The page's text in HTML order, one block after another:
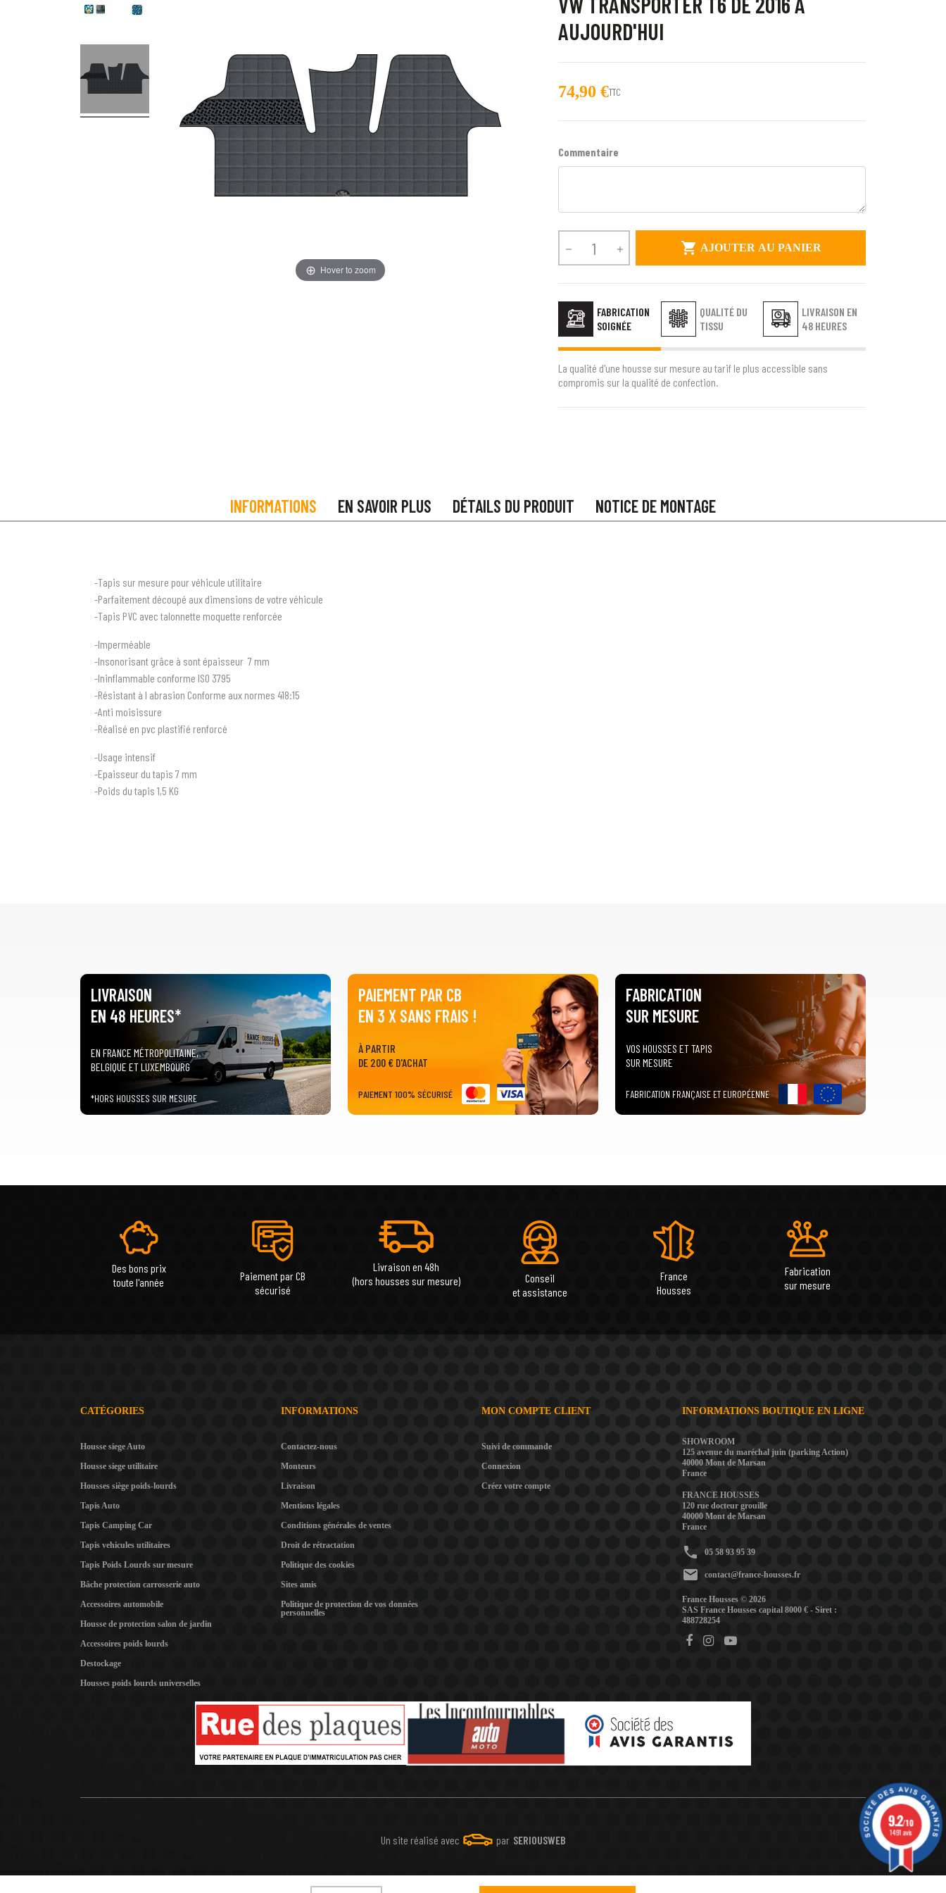
Hover to zoom
AUJOURD'HUI
74,90 €TTC
Commentaire
   AJOUTER AU PANIER
FABRICATION
SOIGNÉE
QUALITÉ DU
TISSU
LIVRAISON EN
48 HEURES
La qualité d'une housse sur mesure au tarif le plus accessible sans
compromis sur la qualité de confection.
INFORMATIONS EN SAVOIR PLUS DÉTAILS DU PRODUIT NOTICE DE MONTAGE
-Tapis sur mesure pour véhicule utilitaire
-Parfaitement découpé aux dimensions de votre véhicule
-Tapis PVC avec talonnette moquette renforcée
-Imperméable
-Insonorisant grâce à sont épaisseur 7 mm
-Ininflammable conforme ISO 3795
-Résistant à l abrasion Conforme aux normes 418:15
-Anti moisissure
-Réalisé en pvc plastifié renforcé
-Usage intensif
-Epaisseur du tapis 7 mm
-Poids du tapis 1,5 KG
LIVRAISON
EN 48 HEURES*
EN FRANCE MÉTROPOLITAINE,
BELGIQUE ET LUXEMBOURG
*HORS HOUSSES SUR MESURE
PAIEMENT PAR CB
EN 3 X SANS FRAIS !
À PARTIR
DE 200 € D'ACHAT
PAIEMENT 100% SÉCURISÉ
FABRICATION
SUR MESURE
VOS HOUSSES ET TAPIS
SUR MESURE
FABRICATION FRANÇAISE ET EUROPÉENNE
Des bons prix
toute l'année
Paiement par CB
sécurisé
Livraison en 48h
(hors housses sur mesure)
Conseil
et assistance
France
Housses
Fabrication
sur mesure
CATÉGORIES
Housse siege Auto
Housse siege utilitaire
Housses siège poids-lourds
Tapis Auto
Tapis Camping Car
Tapis vehicules utilitaires
Tapis Poids Lourds sur mesure
Bâche protection carrosserie auto
Accessoires automobile
Housse de protection salon de jardin
Accessoires poids lourds
Destockage
Housses poids lourds universelles
INFORMATIONS
Contactez-nous
Monteurs
Livraison
Mentions légales
Conditions générales de ventes
Droit de rétractation
Politique des cookies
Sites amis
Politique de protection de vos données
personnelles
MON COMPTE CLIENT
Suivi de commande
Connexion
Créez votre compte
INFORMATIONS BOUTIQUE EN LIGNE
SHOWROOM
125 avenue du maréchal juin (parking Action)
40000 Mont de Marsan
France
FRANCE HOUSSES
120 rue docteur grouille
40000 Mont de Marsan
France
phone 05 58 93 95 39
mail contact@france-housses.fr
France Housses © 2026
SAS France Housses capital 8000 € - Siret :
488728254
Un site réalisé avec par SERIOUSWEB
9.2/10
1491 avis